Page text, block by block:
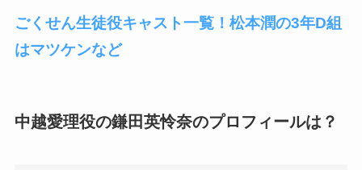
ごくせん生徒役キャスト一覧！松本潤の3年D組
はマツケンなど
中越愛理役の鎌田英怜奈のプロフィールは？